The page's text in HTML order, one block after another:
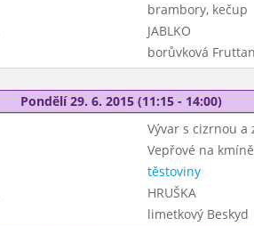
brambory, kečup
JABLKO
borůvková
Pondělí 29. 6. 2015 (11:15 - 14:00)
Vývar s cizrnou a
Vepřové na kmíně
těstoviny
HRUŠKA
limetkový Beskyd